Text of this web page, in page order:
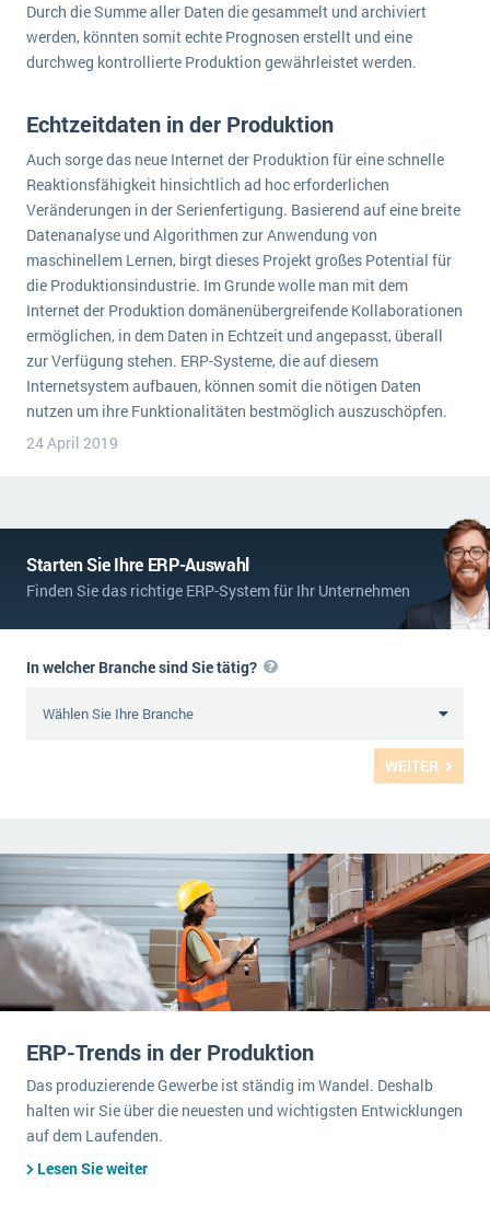
ERP News
SAP übernimmt Reltio für eine bessere
Datenintegration
Die „SaaSpocalypse“: Was ist das und was bedeutet es für die Zukunft von Unternehmenssoftware?
SAP investiert mit zwei strategischen Übernahmen in Enterprise-KI
ERP-Trends in der Produktion
NACHRICHTENARCHIV
Durch die Summe aller Daten die gesammelt und archiviert
werden, könnten somit echte Prognosen erstellt und eine
durchweg kontrollierte Produktion gewährleistet werden.
Echtzeitdaten in der Produktion
Auch sorge das neue Internet der Produktion für eine schnelle
Reaktionsfähigkeit hinsichtlich ad hoc erforderlichen
Veränderungen in der Serienfertigung. Basierend auf eine breite
Datenanalyse und Algorithmen zur Anwendung von
maschinellem Lernen, birgt dieses Projekt großes Potential für
die Produktionsindustrie. Im Grunde wolle man mit dem
Internet der Produktion domänenübergreifende Kollaborationen
ermöglichen, in dem Daten in Echtzeit und angepasst, überall
zur Verfügung stehen. ERP-Systeme, die auf diesem
Internetsystem aufbauen, können somit die nötigen Daten
nutzen um ihre Funktionalitäten bestmöglich auszuschöpfen.
24 April 2019
Starten Sie Ihre ERP-Auswahl
Finden Sie das richtige ERP-System für Ihr Unternehmen
WEITER
In welcher Branche sind Sie tätig?
ERP-Trends in der Produktion
Das produzierende Gewerbe ist ständig im Wandel. Deshalb
halten wir Sie über die neuesten und wichtigsten Entwicklungen
auf dem Laufenden.
Lesen Sie weiter